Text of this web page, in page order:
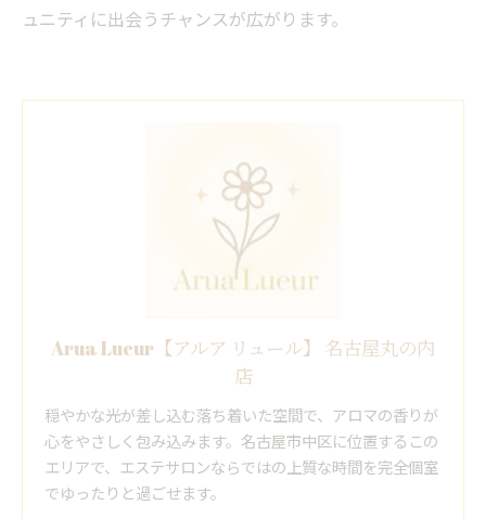
ュニティに出会うチャンスが広がります。
Arua Lueur【アルア リュール】 名古屋丸の内
店
穏やかな光が差し込む落ち着いた空間で、アロマの香りが
心をやさしく包み込みます。名古屋市中区に位置するこの
エリアで、エステサロンならではの上質な時間を完全個室
でゆったりと過ごせます。